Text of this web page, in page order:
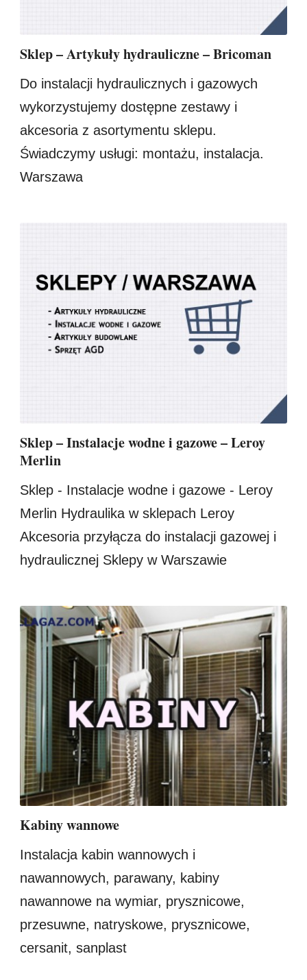
Sklep – Artykuły hydrauliczne – Bricoman
Do instalacji hydraulicznych i gazowych
wykorzystujemy dostępne zestawy i
akcesoria z asortymentu sklepu.
Świadczymy usługi: montażu, instalacja.
Warszawa
Sklep – Instalacje wodne i gazowe – Leroy
Merlin
Sklep - Instalacje wodne i gazowe - Leroy
Merlin Hydraulika w sklepach Leroy
Akcesoria przyłącza do instalacji gazowej i
hydraulicznej Sklepy w Warszawie
Kabiny wannowe
Instalacja kabin wannowych i
nawannowych, parawany, kabiny
nawannowe na wymiar, prysznicowe,
przesuwne, natryskowe, prysznicowe,
cersanit, sanplast